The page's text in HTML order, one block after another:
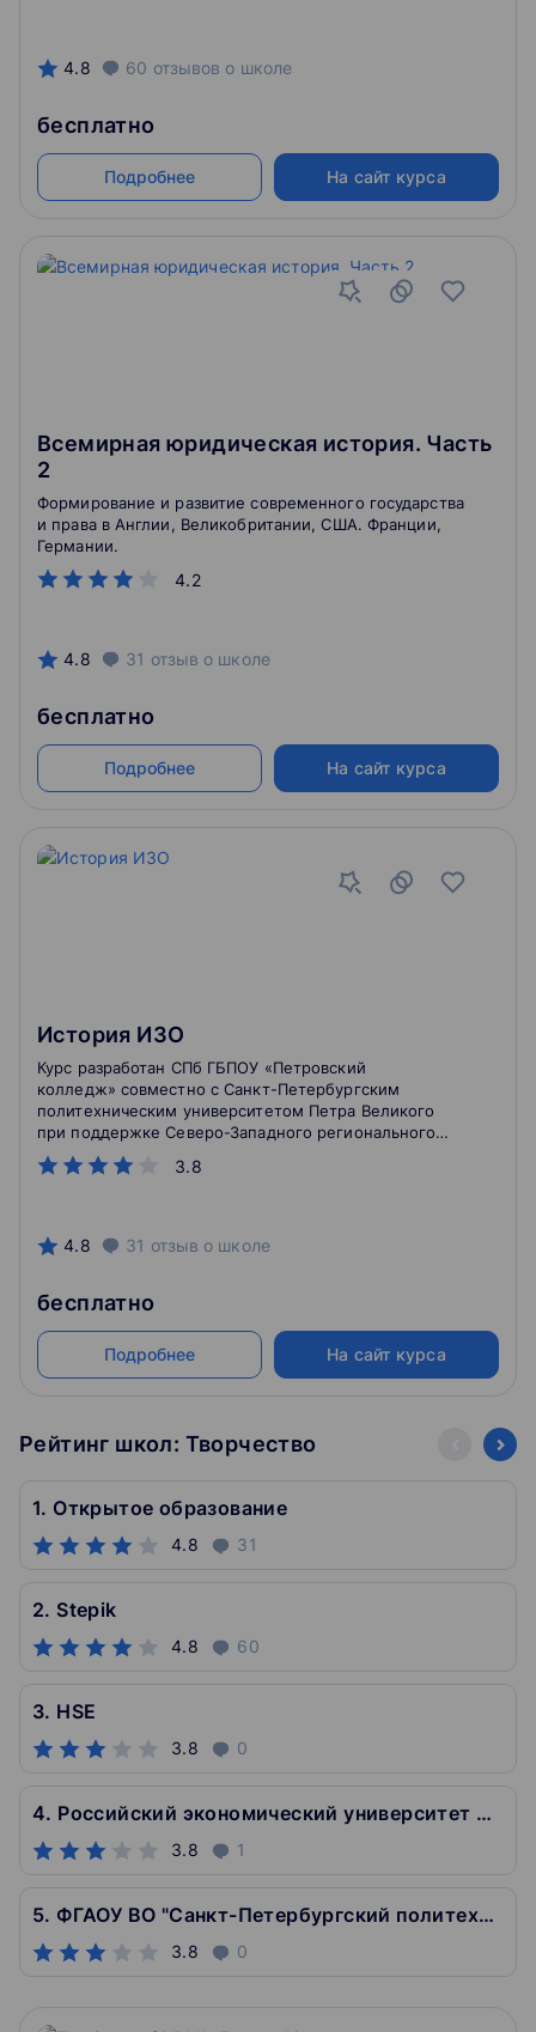
4.8 60 отзывов о школе
бесплатно
Подробнее На сайт курса
Всемирная юридическая история. Часть
2
4.2
Формирование и развитие современного государства
и права в Англии, Великобритании, США. Франции,
Германии.
4.8 31 отзыв о школе
бесплатно
Подробнее На сайт курса
История ИЗО
3.8
Курс разработан СПб ГБПОУ «Петровский
колледж» совместно с Санкт-Петербургским
политехническим университетом Петра Великого
при поддержке Северо-Западного регионального
центра компетенций в области онлайн-обучения.
4.8 31 отзыв о школе
бесплатно
Подробнее На сайт курса
Рейтинг школ: Творчество
1. Открытое образование
4.8 31
2. Stepik
4.8 60
3. HSE
3.8 0
4. Российский экономический университет им. Г.В. Плеханова
3.8 1
5. ФГАОУ ВО "Санкт-Петербургский политехнический университет Петра Великого"
3.8 0